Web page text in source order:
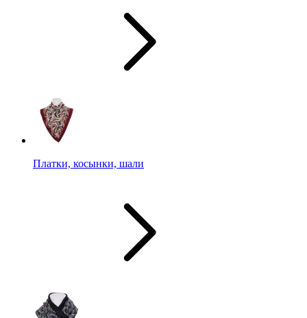
Платки, косынки, шали